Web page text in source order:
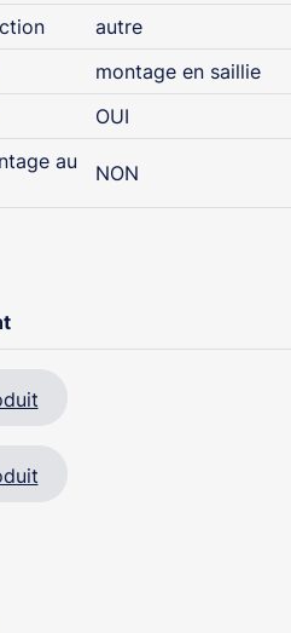
autre
montage en saillie
OUI
au
NON